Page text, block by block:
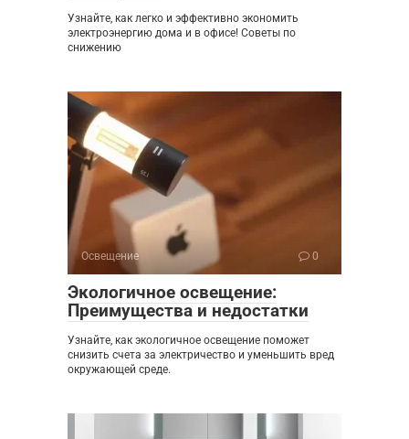
Узнайте, как легко и эффективно экономить
электроэнергию дома и в офисе! Советы по
снижению
Освещение 0
Экологичное освещение:
Преимущества и недостатки
Узнайте, как экологичное освещение поможет
снизить счета за электричество и уменьшить вред
окружающей среде.